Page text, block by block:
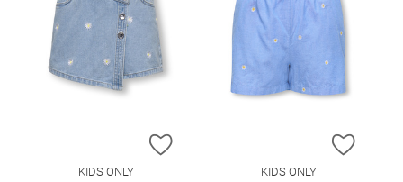
ZUR WUNSCHLISTE HINZUFÜGEN
KIDS ONLY
ZUR
KIDS ONLY